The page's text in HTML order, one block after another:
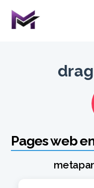
content
Pages web